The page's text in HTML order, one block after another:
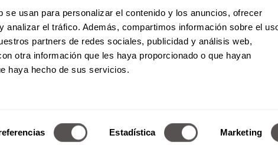
se usan para personalizar el contenido y los anuncios, ofrecer
analizar el tráfico. Además, compartimos información sobre el
partners de redes sociales, publicidad y análisis web,
otra información que les haya proporcionado o que hayan
haya hecho de sus servicios.
Estadística Marketing
Reservados de Media Marketing Knowledge Group
total o parcial, incluyendo cualquier medio electrónico o